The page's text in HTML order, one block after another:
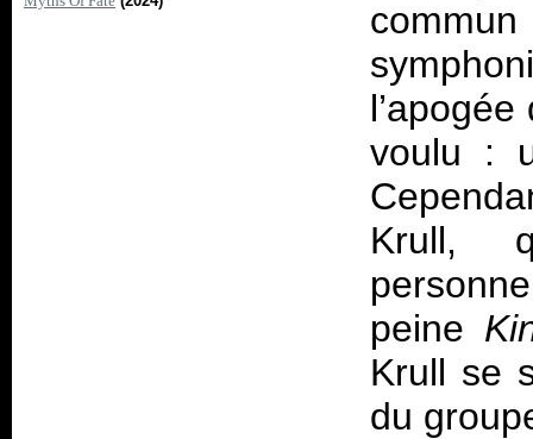
voulu :
Krull,
peine
Krull se
du